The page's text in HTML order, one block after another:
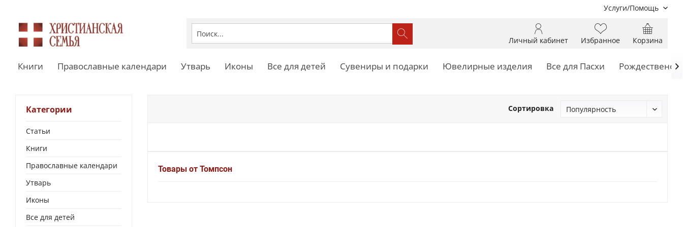
Услуги/Помощь
Корзина
Избранное
Личный кабинет
Книги Православные календари Утварь Иконы Все для детей Сувениры и подарки Ювелирные изделия Все для Пасхи 
Категории
Статьи
Книги
Православные календари
Утварь
Иконы
Все для детей
Сортировка
Товары от Томпсон